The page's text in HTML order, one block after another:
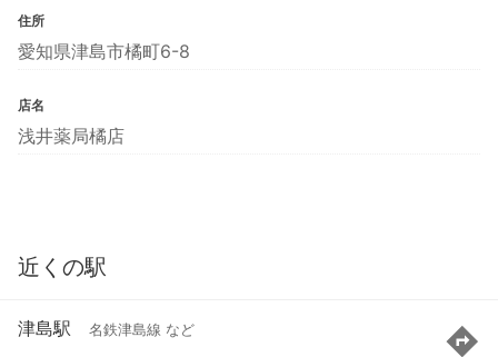
住所
愛知県津島市橘町6-8
店名
浅井薬局橘店
近くの駅
津島駅 名鉄津島線 など